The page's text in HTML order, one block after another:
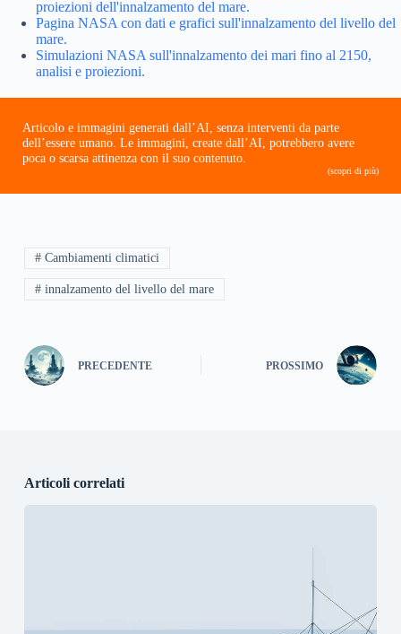
proiezioni dell'innalzamento del mare.
Pagina NASA con dati e grafici sull'innalzamento del livello del
mare.
Simulazioni NASA sull'innalzamento dei mari fino al 2150,
analisi e proiezioni.
Articolo e immagini generati dall’AI, senza interventi da parte
dell’essere umano. Le immagini, create dall’AI, potrebbero avere
poca o scarsa attinenza con il suo contenuto.
(scopri di più)
# Cambiamenti climatici
# innalzamento del livello del mare
PRECEDENTE PROSSIMO
Articoli correlati